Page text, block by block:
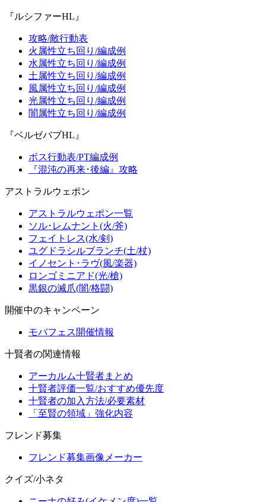
『ルシファーHL』
攻略/敵行動表
火属性立ち回り/編成例
水属性立ち回り/編成例
土属性立ち回り/編成例
風属性立ち回り/編成例
光属性立ち回り/編成例
闇属性立ち回り/編成例
『ベルゼバブHL』
ボス行動表/PT編成例
『混沌の再来･後編』攻略
アストラルウェポン
アストラルウェポン一覧
ソル･レムナント(火/斧)
フェイトレス(水/剣)
ユグドラシルブランチ(土/杖)
イノセント･ラヴ(風/楽器)
ロンゴミニアド(光/槍)
黒銀の滅爪(闇/格闘)
開催中のキャンペーン
モバフェス開催情報
十賢者の関連情報
アーカルム十賢者まとめ
十賢者評価一覧/おすすめ優先度
十賢者の加入方法/必要素材
「至賢の領域」強化内容
フレンド募集
フレンド募集画像メーカー
クイズ/小ネタ